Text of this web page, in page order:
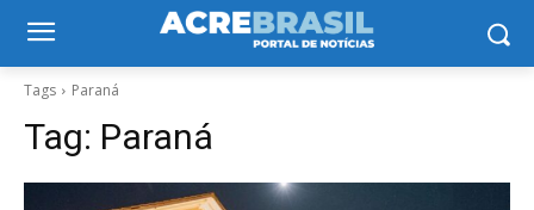
Tags Paraná
Tag: Paraná